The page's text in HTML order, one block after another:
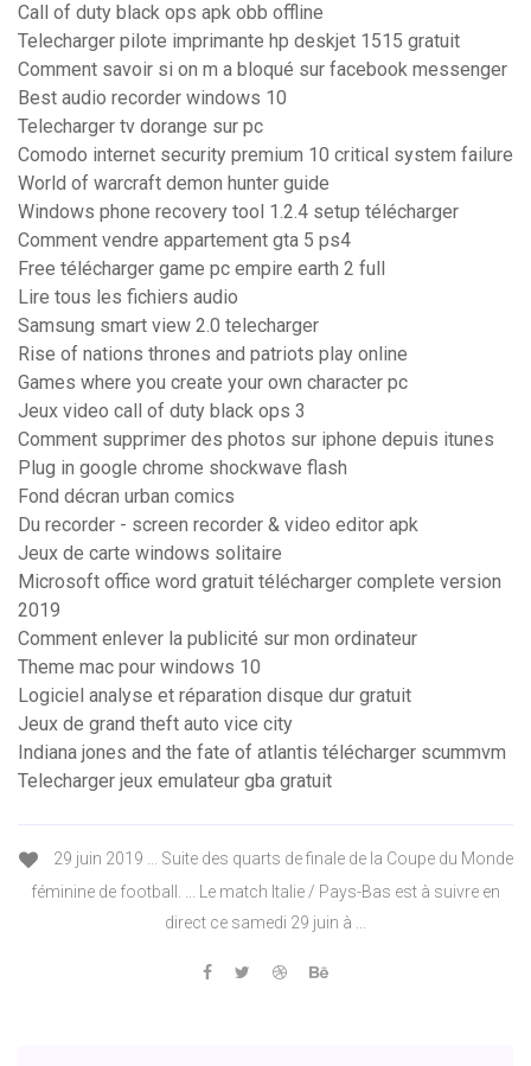
Call of duty black ops apk obb offline
Telecharger pilote imprimante hp deskjet 1515 gratuit
Comment savoir si on m a bloqué sur facebook messenger
Best audio recorder windows 10
Telecharger tv dorange sur pc
Comodo internet security premium 10 critical system failure
World of warcraft demon hunter guide
Windows phone recovery tool 1.2.4 setup télécharger
Comment vendre appartement gta 5 ps4
Free télécharger game pc empire earth 2 full
Lire tous les fichiers audio
Samsung smart view 2.0 telecharger
Rise of nations thrones and patriots play online
Games where you create your own character pc
Jeux video call of duty black ops 3
Comment supprimer des photos sur iphone depuis itunes
Plug in google chrome shockwave flash
Fond décran urban comics
Du recorder - screen recorder & video editor apk
Jeux de carte windows solitaire
Microsoft office word gratuit télécharger complete version
2019
Comment enlever la publicité sur mon ordinateur
Theme mac pour windows 10
Logiciel analyse et réparation disque dur gratuit
Jeux de grand theft auto vice city
Indiana jones and the fate of atlantis télécharger scummvm
Telecharger jeux emulateur gba gratuit
29 juin 2019 ... Suite des quarts de finale de la Coupe du Monde
féminine de football. ... Le match Italie / Pays-Bas est à suivre en
direct ce samedi 29 juin à ...